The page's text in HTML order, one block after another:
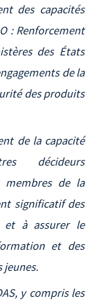
des capacités
: Renforcement
des États
de la
des produits
de la capacité
décideurs
membres de la
significatif des
et à assurer le
et des
jeunes.
y compris les